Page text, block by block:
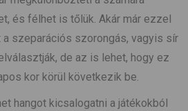
és félhet is tőlük. Akár már ezzel
szeparációs szorongás, vagyis sír
de az is lehet, hogy ez
kor körül következik be.
hangot kicsalogatni a játékokból